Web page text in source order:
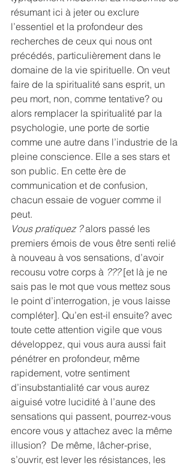
résumant ici à jeter ou exclure
l’essentiel et la profondeur des
recherches de ceux qui nous ont
précédés, particulièrement dans le
domaine de la vie spirituelle. On veut
faire de la spiritualité sans esprit, un
peu mort, non, comme tentative? ou
alors remplacer la spiritualité par la
psychologie, une porte de sortie
comme une autre dans l’industrie de la
pleine conscience. Elle a ses stars et
son public. En cette ère de
communication et de confusion,
chacun essaie de voguer comme il
peut.
Vous pratiquez ? alors passé les
premiers émois de vous être senti relié
à nouveau à vos sensations, d’avoir
recousu votre corps à ??? [et là je ne
sais pas le mot que vous mettez sous
le point d’interrogation, je vous laisse
compléter]. Qu’en est-il ensuite? avec
toute cette attention vigile que vous
développez, qui vous aura aussi fait
pénétrer en profondeur, même
rapidement, votre sentiment
d’insubstantialité car vous aurez
aiguisé votre lucidité à l’aune des
sensations qui passent, pourrez-vous
encore vous y attachez avec la même
illusion?  De même, lâcher-prise,
s’ouvrir, est lever les résistances, les